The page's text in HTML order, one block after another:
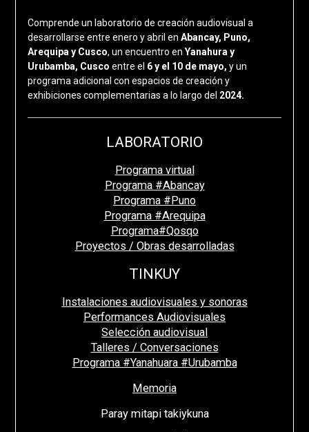
Comprende un laboratorio de creación audiovisual a
desarrollarse entre enero y abril en Abancay, Puno,
Arequipa y Cusco, un encuentro en Yanahura y
Urubamba, Cusco entre el 6 y el 10 de mayo, y un
programa adicional con espacios de creación y
exhibiciones complementarias a lo largo del 2024.
LABORATORIO
Programa virtual
Programa #Abancay
Programa #Puno
Programa #Arequipa
Programa#Qosqo
Proyectos / Obras desarrolladas
TINKUY
Instalaciones audiovisuales y sonoras
Performances Audiovisuales
Selección audiovisual
Talleres / Conversaciones
Programa #Yanahuara #Urubamba
Memoria
Paray mitapi takiykuna